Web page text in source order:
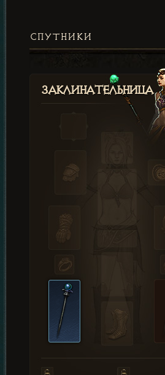
СПУТНИКИ
Заклинательница